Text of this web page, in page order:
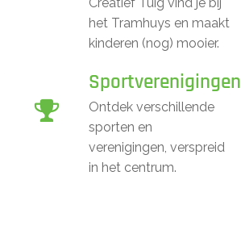
het Tramhuys en maakt
kinderen (nog) mooier.
Sportverenigingen
Ontdek verschillende
sporten en
verenigingen, verspreid
in het centrum.